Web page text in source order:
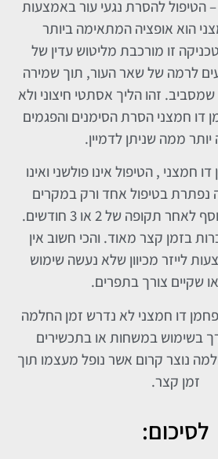
הטיפול להסרת נגעי עור באמצעות
הוא אופציה המתאימה ביותר
זו מורכבת מליטוש עדין של
לרמה של שאר העור, תוך שמירה
זהו הליך אסתטי חיצוני ולא
דו חמצני הסרת הסימנים והפגמים
ממה שניתן לדמיין.
חמצני , הטיפול אינו פולשני ואינו
נפתרת בטיפול אחד ורק במקרים
חריגים נדרש טיפול נוסף לאחר תקופה של 2 או 3 חודשים.
בזמן קצר מאוד. והכי חשוב אין
לייזר מכיוון שלא נעשה שימוש
שקיים צורך בתפרים.
דו חמצני לא נדרש זמן החלמה
בשימוש במשחות או בתכשירים
נוצר קרום אשר נופל מעצמו תוך
זמן קצר.
לסיכום: